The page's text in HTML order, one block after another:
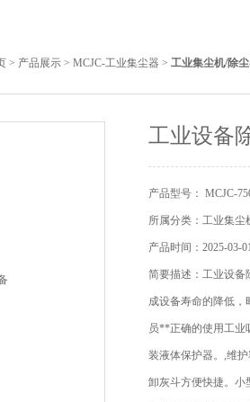
> 产品展示 > MCJC-工业集尘器 > 工业集尘机/除
工业设备
产品型号： MCJC-
所属分类：工业集尘
产品时间：2025-03-
简要描述：工业设备
成设备寿命的降低，
员**正确的使用工业
装液体保护器。,维
卸灰斗方便快捷。小